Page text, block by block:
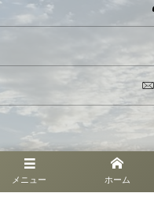
メニュー ホーム